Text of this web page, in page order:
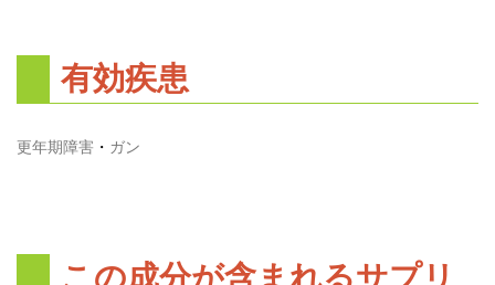
有効疾患
更年期障害 ・ ガン
この成分が含まれるサプリ